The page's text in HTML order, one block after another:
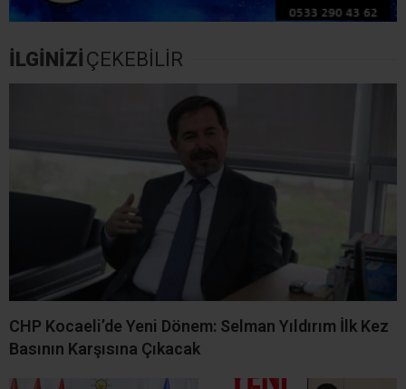
İLGİNİZİ ÇEKEBİLİR
CHP Kocaeli’de Yeni Dönem: Selman Yıldırım İlk Kez
Basının Karşısına Çıkacak